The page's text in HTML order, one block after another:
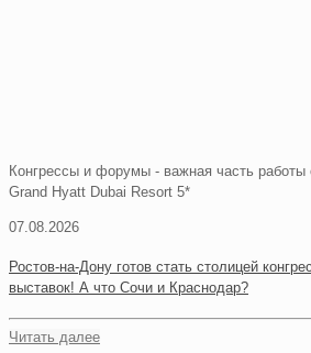
Конгрессы и форумы - важная часть работы
Grand Hyatt Dubai Resort 5*
07.08.2026
Ростов-на-Дону готов стать столицей
выставок! А что Сочи и Краснодар?
Читать далее